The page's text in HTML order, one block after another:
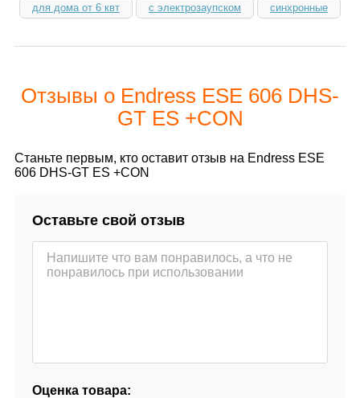
для дома от 6 квт с электрозаупском синхронные
Отзывы о Endress ESE 606 DHS-
GT ES +CON
Станьте первым, кто оставит отзыв на Endress ESE
606 DHS-GT ES +CON
Оставьте свой отзыв
Оценка товара: